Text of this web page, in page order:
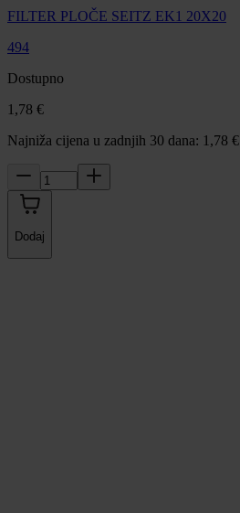
FILTER PLOČE SEITZ EK1 20X20
494
Dostupno
1,78 €
Najniža cijena u zadnjih 30 dana: 1,78 €
Dodaj